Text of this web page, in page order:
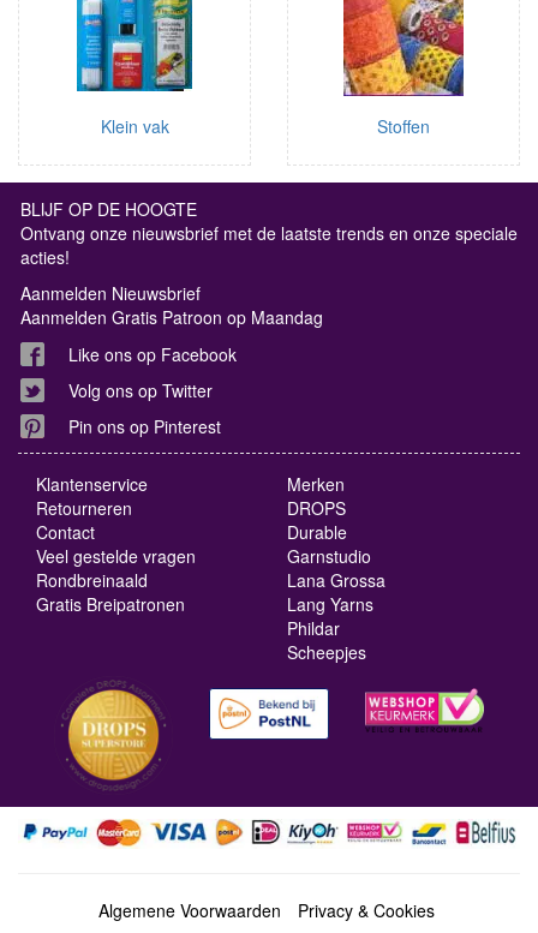
Klein vak Stoffen
BLIJF OP DE HOOGTE
Ontvang onze nieuwsbrief met de laatste trends en onze speciale
acties!
Aanmelden Nieuwsbrief
Aanmelden Gratis Patroon op Maandag
Like ons op Facebook
Volg ons op Twitter
Pin ons op Pinterest
Klantenservice
Retourneren
Contact
Veel gestelde vragen
Rondbreinaald
Gratis Breipatronen
Merken
DROPS
Durable
Garnstudio
Lana Grossa
Lang Yarns
Phildar
Scheepjes
Algemene Voorwaarden Privacy & Cookies